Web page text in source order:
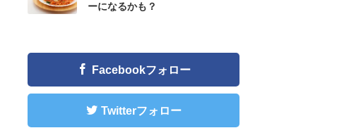
ーになるかも？
Facebookフォロー
Twitterフォロー